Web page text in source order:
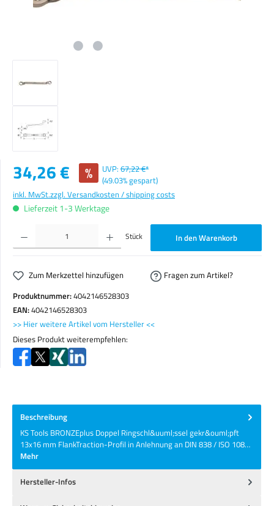
Verkaufspreis:
34,26 € % UVP: 67,22 €*
(49.03% gespart)
inkl. MwSt.zzgl. Versandkosten / shipping costs
Lieferzeit 1-3 Werktage
Produkt Anzahl: Gib den gewünschten Wert ein oder benutze die Schaltflächen um die Anzahl zu
Stück In den Warenkorb
Zum Merkzettel hinzufügen
Fragen zum Artikel?
Produktnummer:4042146528303
EAN:4042146528303
>> Hier weitere Artikel vom Hersteller <<
Dieses Produkt weiterempfehlen:
Beschreibung
KS Tools BRONZEplus Doppel Ringschl&uuml;ssel gekr&ouml;pft
13x16 mm FlankTraction-Profil in Anlehnung an DIN 838 / ISO 108…
Mehr
Hersteller-Infos